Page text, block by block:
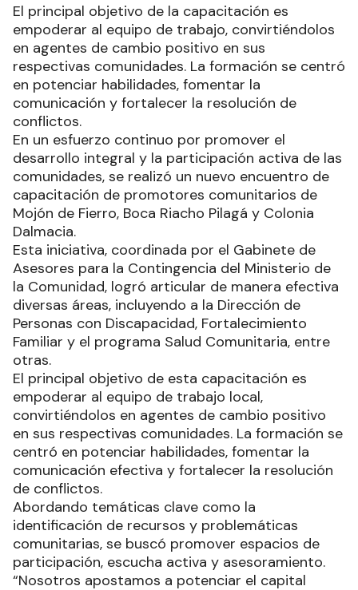
El principal objetivo de la capacitación es
empoderar al equipo de trabajo, convirtiéndolos
en agentes de cambio positivo en sus
respectivas comunidades. La formación se centró
en potenciar habilidades, fomentar la
comunicación y fortalecer la resolución de
conflictos.
En un esfuerzo continuo por promover el
desarrollo integral y la participación activa de las
comunidades, se realizó un nuevo encuentro de
capacitación de promotores comunitarios de
Mojón de Fierro, Boca Riacho Pilagá y Colonia
Dalmacia.
Esta iniciativa, coordinada por el Gabinete de
Asesores para la Contingencia del Ministerio de
la Comunidad, logró articular de manera efectiva
diversas áreas, incluyendo a la Dirección de
Personas con Discapacidad, Fortalecimiento
Familiar y el programa Salud Comunitaria, entre
otras.
El principal objetivo de esta capacitación es
empoderar al equipo de trabajo local,
convirtiéndolos en agentes de cambio positivo
en sus respectivas comunidades. La formación se
centró en potenciar habilidades, fomentar la
comunicación efectiva y fortalecer la resolución
de conflictos.
Abordando temáticas clave como la
identificación de recursos y problemáticas
comunitarias, se buscó promover espacios de
participación, escucha activa y asesoramiento.
“Nosotros apostamos a potenciar el capital